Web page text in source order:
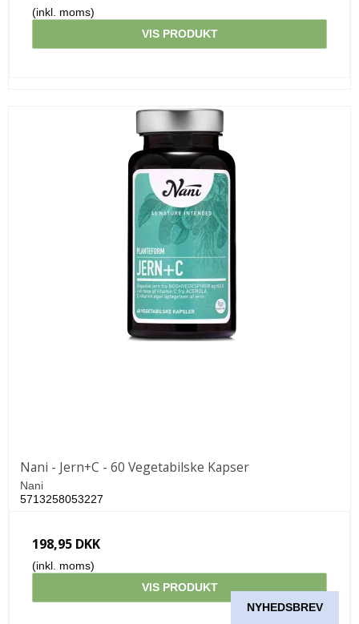
(inkl. moms)
VIS PRODUKT
Nani - Jern+C - 60 Vegetabilske Kapser
Nani
5713258053227
198,95 DKK
(inkl. moms)
VIS PRODUKT
NYHEDSBREV